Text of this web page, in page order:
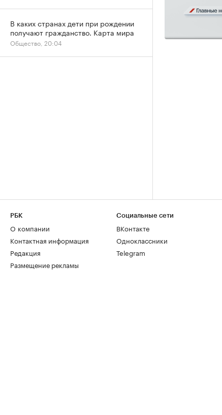
В каких странах дети при рождении
получают гражданство. Карта мира
Общество, 20:04
РБК
О компании
Контактная информация
Редакция
Размещение рекламы
Социальные сети
ВКонтакте
Одноклассники
Telegram